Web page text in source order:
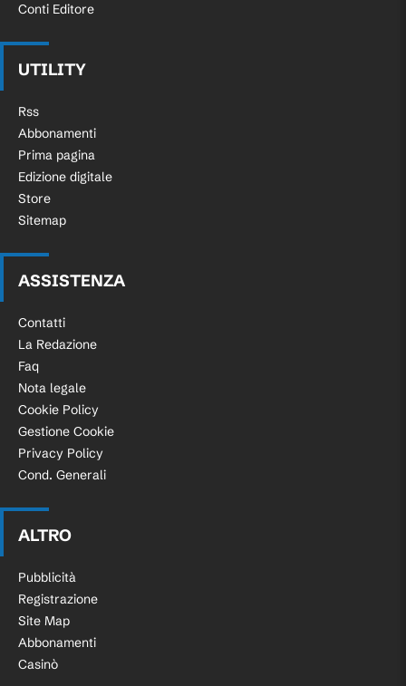
Conti Editore
UTILITY
Rss
Abbonamenti
Prima pagina
Edizione digitale
Store
Sitemap
ASSISTENZA
Contatti
La Redazione
Faq
Nota legale
Cookie Policy
Gestione Cookie
Privacy Policy
Cond. Generali
ALTRO
Pubblicità
Registrazione
Site Map
Abbonamenti
Casinò